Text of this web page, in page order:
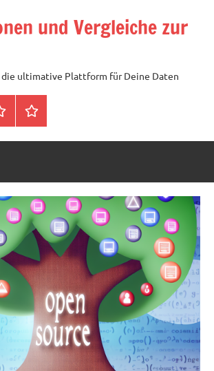
und Vergleiche zur
ultimative Plattform für Deine Daten
Tags